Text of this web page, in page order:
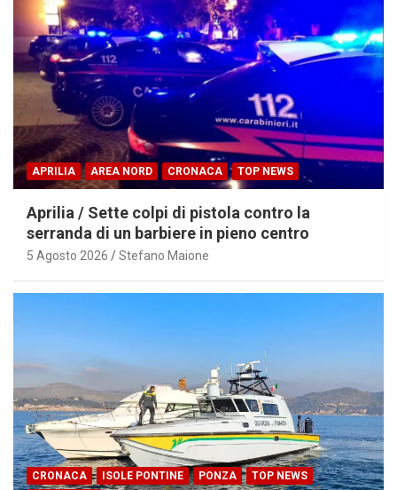
APRILIA AREA NORD CRONACA TOP NEWS
Aprilia / Sette colpi di pistola contro la
serranda di un barbiere in pieno centro
5 Agosto 2026 Stefano Maione
CRONACA ISOLE PONTINE PONZA
TOP NEWS